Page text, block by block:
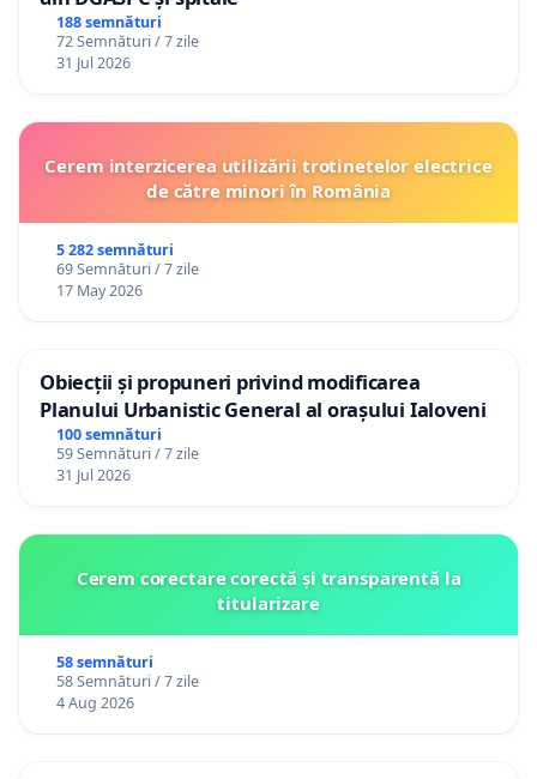
188 semnături
72 Semnături / 7 zile
31 Jul 2026
Cerem interzicerea utilizării trotinetelor electrice
de către minori în România
5 282 semnături
69 Semnături / 7 zile
17 May 2026
Obiecții și propuneri privind modificarea
Planului Urbanistic General al orașului Ialoveni
100 semnături
59 Semnături / 7 zile
31 Jul 2026
Cerem corectare corectă și transparentă la
titularizare
58 semnături
58 Semnături / 7 zile
4 Aug 2026